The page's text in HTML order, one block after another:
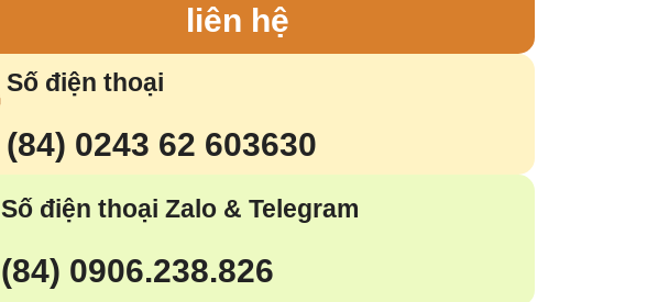
liên hệ
Số điện thoại
(84) 0243 62 603630
Số điện thoại Zalo & Telegram
(84) 0906.238.826